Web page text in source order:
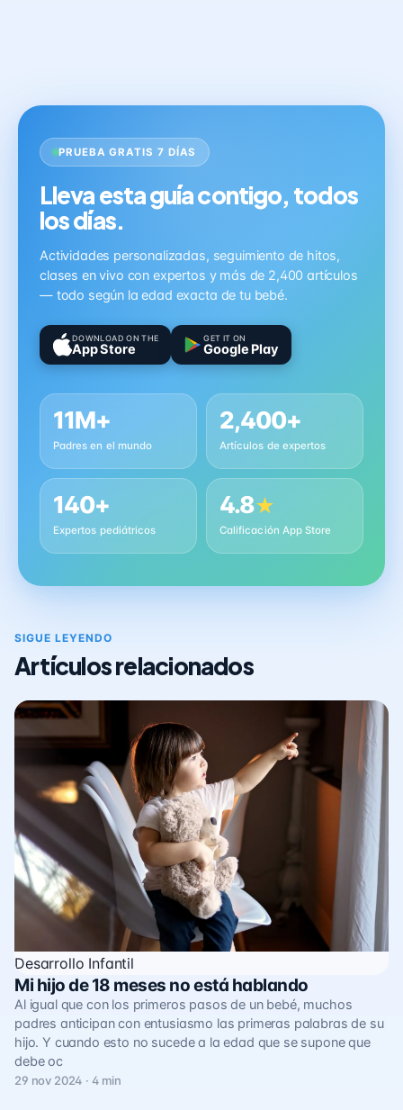
PRUEBA GRATIS 7 DÍAS
Lleva esta guía contigo, todos
los días.
Actividades personalizadas, seguimiento de hitos,
clases en vivo con expertos y más de 2,400 artículos
— todo según la edad exacta de tu bebé.
DOWNLOAD ON THE
App Store
GET IT ON
Google Play
11M+
Padres en el mundo
2,400+
Artículos de expertos
140+
Expertos pediátricos
4.8★
Calificación App Store
SIGUE LEYENDO
Artículos relacionados
Desarrollo Infantil
Mi hijo de 18 meses no está hablando
Al igual que con los primeros pasos de un bebé, muchos
padres anticipan con entusiasmo las primeras palabras de su
hijo. Y cuando esto no sucede a la edad que se supone que
debe oc
29 nov 2024 · 4 min